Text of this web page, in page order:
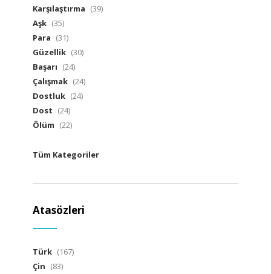
Karşılaştırma (39)
Aşk (35)
Para (31)
Güzellik (30)
Başarı (24)
Çalışmak (24)
Dostluk (24)
Dost (24)
Ölüm (22)
Tüm Kategoriler
Atasözleri
Türk (167)
Çin (83)